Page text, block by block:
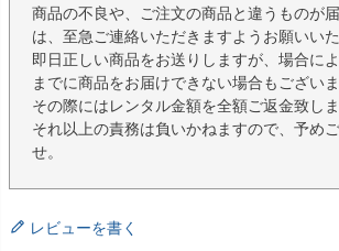
商品の不良や、ご注文の商品と違うものが
は、至急ご連絡いただきますようお願いいた
即日正しい商品をお送りしますが、場合に
までに商品をお届けできない場合もございま
その際にはレンタル金額を全額ご返金致しま
それ以上の責務は負いかねますので、予め
せ。
レビューを書く